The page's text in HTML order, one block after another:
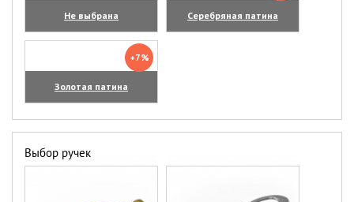
Не выбрана Серебряная патина
Золотая патина
+7%
Выбор ручек